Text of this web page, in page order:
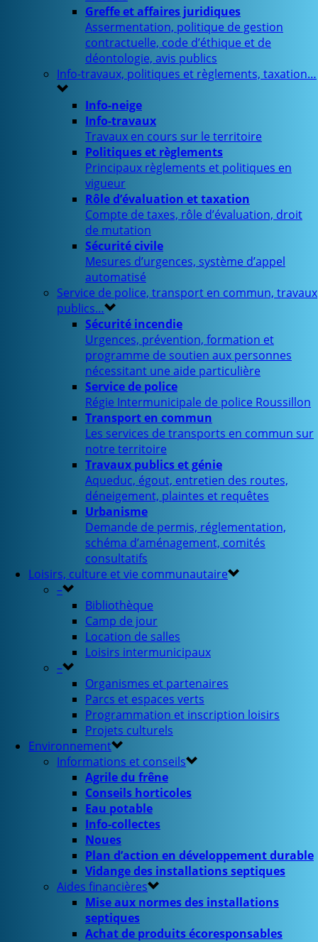
Greffe et affaires juridiques
Assermentation, politique de gestion
contractuelle, code d’éthique et de
déontologie, avis publics
Info-travaux, politiques et règlements, taxation…
Info-neige
Info-travaux
Travaux en cours sur le territoire
Politiques et règlements
Principaux règlements et politiques en
vigueur
Rôle d’évaluation et taxation
Compte de taxes, rôle d’évaluation, droit
de mutation
Sécurité civile
Mesures d’urgences, système d’appel
automatisé
Service de police, transport en commun, travaux
publics…
Sécurité incendie
Urgences, prévention, formation et
programme de soutien aux personnes
nécessitant une aide particulière
Service de police
Régie Intermunicipale de police Roussillon
Transport en commun
Les services de transports en commun sur
notre territoire
Travaux publics et génie
Aqueduc, égout, entretien des routes,
déneigement, plaintes et requêtes
Urbanisme
Demande de permis, réglementation,
schéma d’aménagement, comités
consultatifs
Loisirs, culture et vie communautaire
–
Bibliothèque
Camp de jour
Location de salles
Loisirs intermunicipaux
–
Organismes et partenaires
Parcs et espaces verts
Programmation et inscription loisirs
Projets culturels
Environnement
Informations et conseils
Agrile du frêne
Conseils horticoles
Eau potable
Info-collectes
Noues
Plan d’action en développement durable
Vidange des installations septiques
Aides financières
Mise aux normes des installations
septiques
Achat de produits écoresponsables